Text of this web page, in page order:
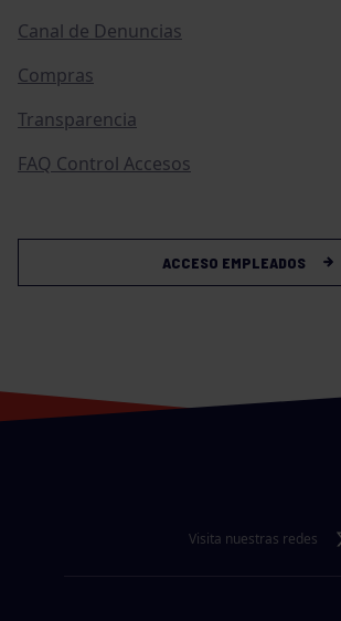
Canal de Denuncias
Compras
Transparencia
FAQ Control Accesos
ACCESO EMPLEADOS
Visita nuestras redes